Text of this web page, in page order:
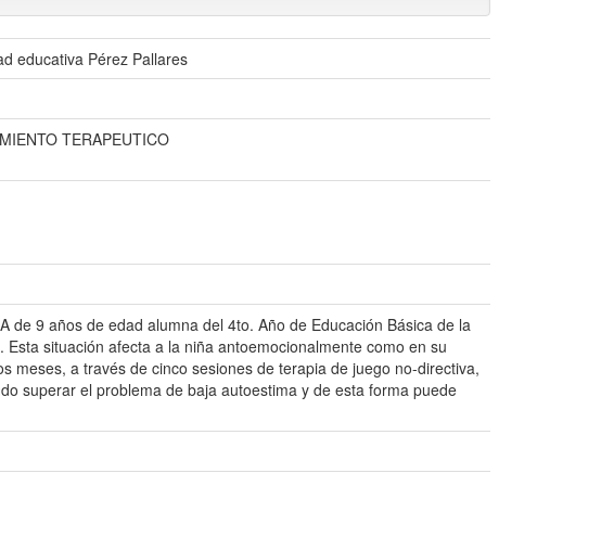
educativa Pérez Pallares
TERAPEUTICO
de 9 años de edad alumna del 4to. Año de Educación Básica de la
situación afecta a la niña antoemocionalmente como en su
meses, a través de cinco sesiones de terapia de juego no-directiva,
superar el problema de baja autoestima y de esta forma puede